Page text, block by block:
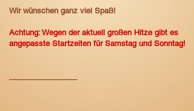
Wir wünschen ganz viel Spaß!
Achtung: Wegen der aktuell großen Hitze gibt es
angepasste Startzeiten für Samstag und Sonntag!